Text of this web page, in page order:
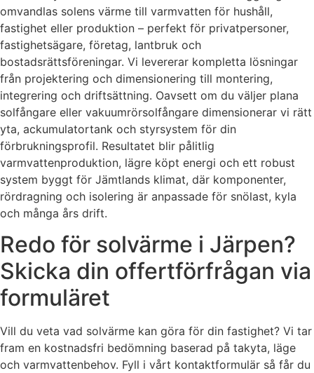
omvandlas solens värme till varmvatten för hushåll,
fastighet eller produktion – perfekt för privatpersoner,
fastighetsägare, företag, lantbruk och
bostadsrättsföreningar. Vi levererar kompletta lösningar
från projektering och dimensionering till montering,
integrering och driftsättning. Oavsett om du väljer plana
solfångare eller vakuumrörsolfångare dimensionerar vi rätt
yta, ackumulatortank och styrsystem för din
förbrukningsprofil. Resultatet blir pålitlig
varmvattenproduktion, lägre köpt energi och ett robust
system byggt för Jämtlands klimat, där komponenter,
rördragning och isolering är anpassade för snölast, kyla
och många års drift.
Redo för solvärme i Järpen?
Skicka din offertförfrågan via
formuläret
Vill du veta vad solvärme kan göra för din fastighet? Vi tar
fram en kostnadsfri bedömning baserad på takyta, läge
och varmvattenbehov. Fyll i vårt kontaktformulär så får du